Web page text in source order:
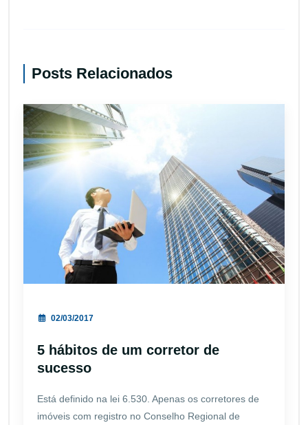
Posts Relacionados
02/03/2017
5 hábitos de um corretor de
sucesso
Está definido na lei 6.530. Apenas os corretores de
imóveis com registro no Conselho Regional de